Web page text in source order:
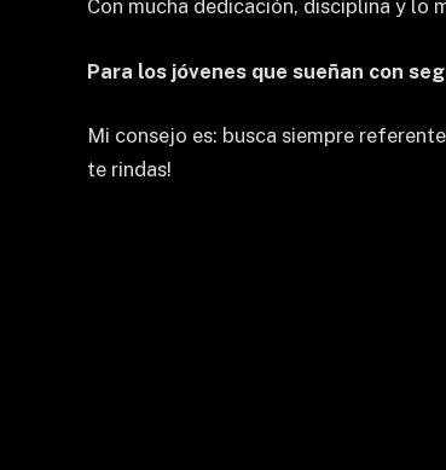
Con mucha dedicación, disciplina y lo
Para los jóvenes que sueñan con
Mi consejo es: busca siempre
te rindas!